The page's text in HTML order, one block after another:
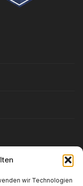
wir Technologien